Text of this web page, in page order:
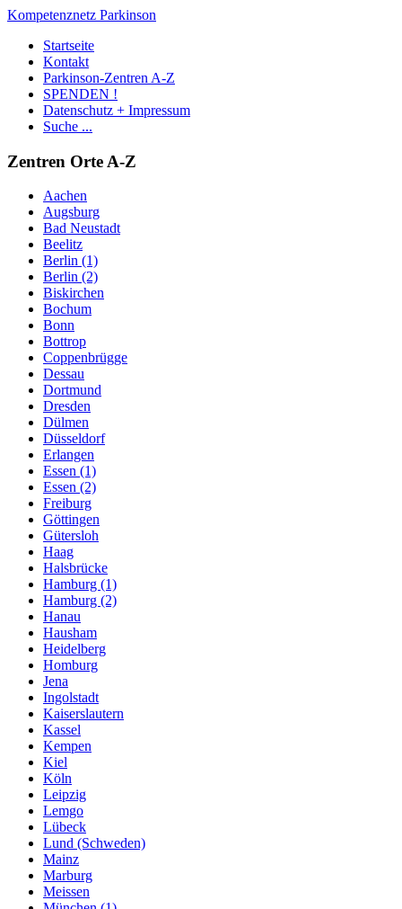
Kompetenznetz Parkinson
Startseite
Kontakt
Parkinson-Zentren A-Z
SPENDEN !
Datenschutz + Impressum
Suche ...
Zentren Orte A-Z
Aachen
Augsburg
Bad Neustadt
Beelitz
Berlin (1)
Berlin (2)
Biskirchen
Bochum
Bonn
Bottrop
Coppenbrügge
Dessau
Dortmund
Dresden
Dülmen
Düsseldorf
Erlangen
Essen (1)
Essen (2)
Freiburg
Göttingen
Gütersloh
Haag
Halsbrücke
Hamburg (1)
Hamburg (2)
Hanau
Hausham
Heidelberg
Homburg
Jena
Ingolstadt
Kaiserslautern
Kassel
Kempen
Kiel
Köln
Leipzig
Lemgo
Lübeck
Lund (Schweden)
Mainz
Marburg
Meissen